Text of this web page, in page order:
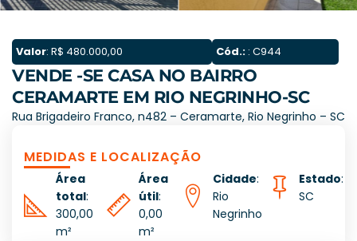
Valor: R$ 480.000,00 Cód.: : C944
VENDE -SE CASA NO BAIRRO
CERAMARTE EM RIO NEGRINHO-SC
Rua Brigadeiro Franco, n482 – Ceramarte, Rio Negrinho – SC
MEDIDAS E LOCALIZAÇÃO
Área
total:
300,00
m²
Área
útil:
0,00
m²
Cidade:
Rio
Negrinho
Estado:
SC